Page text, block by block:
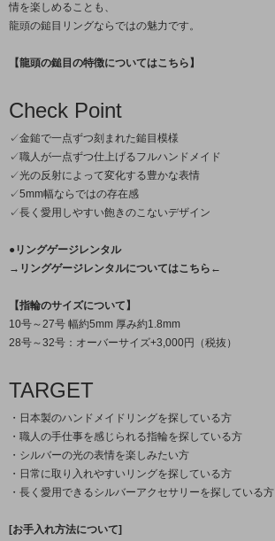
情を楽しめることも、
龍頭の鎚目リングならではの魅力です。
【龍頭の鎚目の特徴についてはこちら】
Check Point
✓金鎚で一点ずつ刻まれた鎚目模様
✓職人が一点ずつ仕上げるフルハンドメイド
✓光の反射によって変化する豊かな表情
✓5mm幅ならではの存在感
✓長く愛用しやすい飽きのこないデザイン
●リングゲージレンタル
→リングゲージレンタルについてはこちら←
【指輪のサイズについて】
10号～27号 幅約5mm 厚み約1.8mm
28号～32号：オーバーサイズ+3,000円（税抜）
TARGET
・日本製のハンドメイドリングを探している方
・職人の手仕事を感じられる指輪を探している方
・シルバーの光の表情を楽しみたい方
・日常に取り入れやすいリングを探している方
・長く愛用できるシルバーアクセサリーを探している方
[お手入れ方法について]